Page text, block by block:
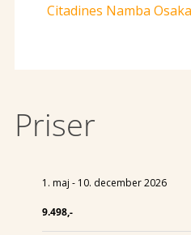
Citadines Namba Osaka
Priser
1. maj - 10. december 2026
9.498,-